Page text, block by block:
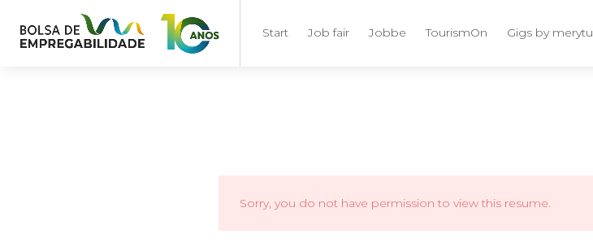
Start Job fair Jobbe TourismOn Gigs by merytu
Sorry, you do not have permission to view this resume.